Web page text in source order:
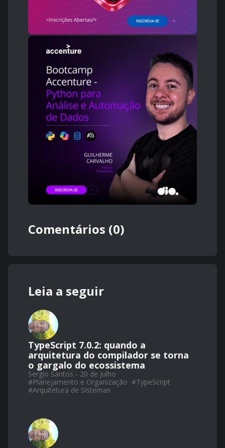
Comentários (0)
Leia a seguir
TypeScript 7.0.2: quando a
arquitetura do compilador se torna
o gargalo do ecossistema
Sergio Santos - 20 de Julho
#Planejamento e Organização #TypeScript
#Arquitetura de Sistemas